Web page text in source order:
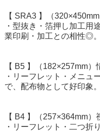
【 SRA3 】（
・型抜き・箔押し加工用
業印刷・加工との相性◎。
【 B5 】（182×257mm
・リーフレット・メニュ
で、配布物として好印象。
【 B4 】（257×364mm
・リーフレット・二つ折